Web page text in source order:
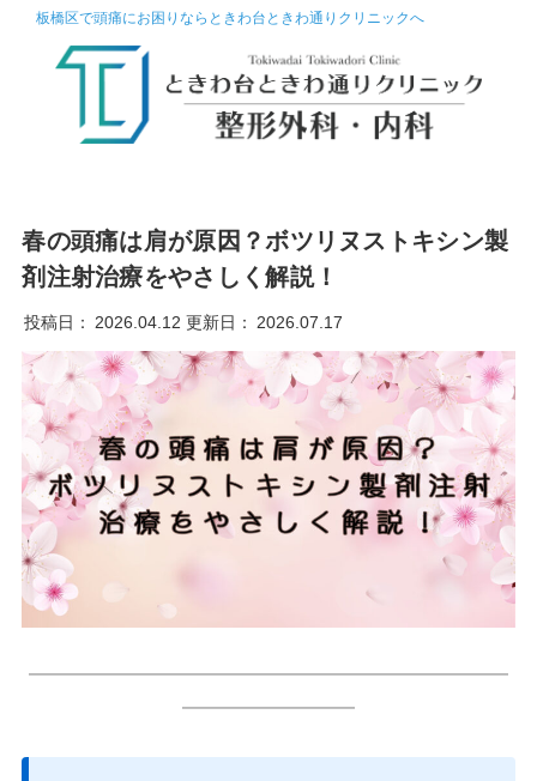
板橋区で頭痛にお困りならときわ台ときわ通りクリニックへ
春の頭痛は肩が原因？ボツリヌストキシン製
剤注射治療をやさしく解説！
更新日： 2026.07.17
投稿日： 2026.04.12
━━━━━━━━━━━━━━━━━━━━━━━━━
━━━━━━━━━